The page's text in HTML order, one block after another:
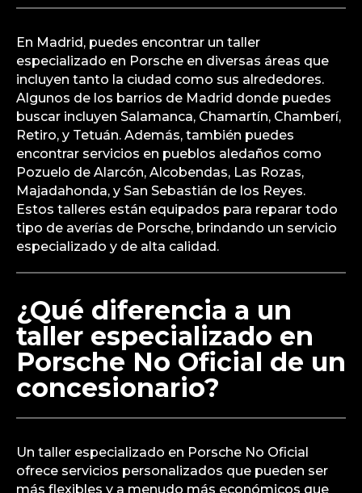
En Madrid, puedes encontrar un taller
especializado en Porsche en diversas áreas que
incluyen tanto la ciudad como sus alrededores.
Algunos de los barrios de Madrid donde puedes
buscar incluyen Salamanca, Chamartín, Chamberí,
Retiro, y Tetuán. Además, también puedes
encontrar servicios en pueblos aledaños como
Pozuelo de Alarcón, Alcobendas, Las Rozas,
Majadahonda, y San Sebastián de los Reyes.
Estos talleres están equipados para reparar todo
tipo de averías de Porsche, brindando un servicio
especializado y de alta calidad.
¿Qué diferencia a un
taller especializado en
Porsche No Oficial de un
concesionario?
Un taller especializado en Porsche No Oficial
ofrece servicios personalizados que pueden ser
más flexibles y a menudo más económicos que